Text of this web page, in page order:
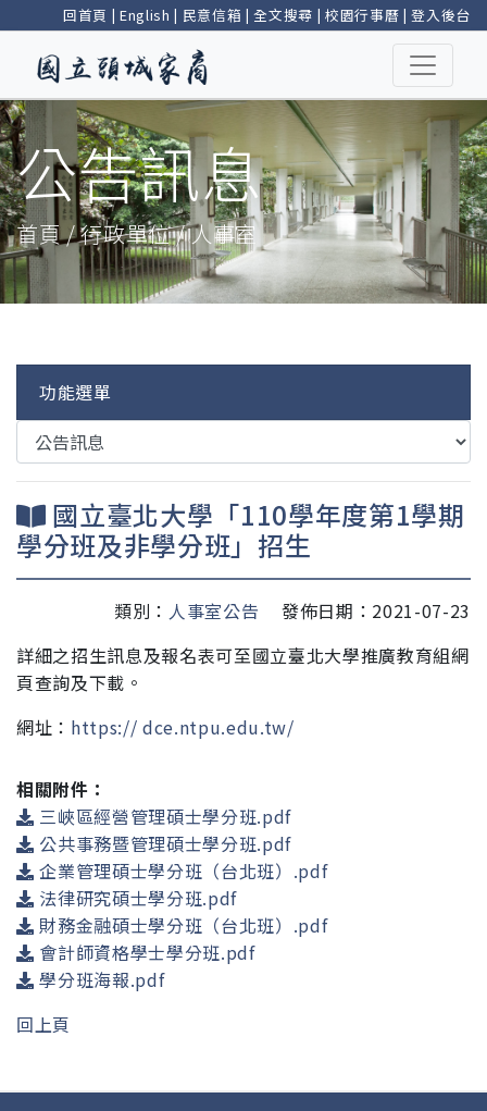
回首頁 | English | 民意信箱 |全文搜尋 | 校園行事曆 |登入後台
公告訊息
首頁 / 行政單位 / 人事室
功能選單
國立臺北大學「110學年度第1學期
學分班及非學分班」招生
類別： 人事室公告
發佈日期：2021-07-23
詳細之招生訊息及報名表可至國立臺北大學推廣教育組網
頁查詢及下載。
網址： https:// dce.ntpu.edu.tw/
相關附件：
三峽區經營管理碩士學分班.pdf
公共事務暨管理碩士學分班.pdf
企業管理碩士學分班（台北班）.pdf
法律研究碩士學分班.pdf
財務金融碩士學分班（台北班）.pdf
會計師資格學士學分班.pdf
學分班海報.pdf
回上頁